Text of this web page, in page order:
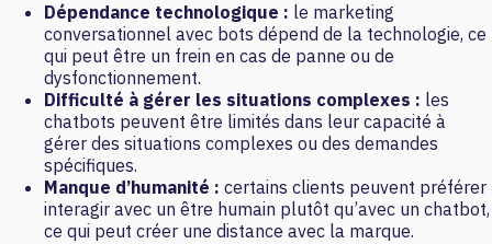
Dépendance technologique : le marketing
conversationnel avec bots dépend de la technologie, ce
qui peut être un frein en cas de panne ou de
dysfonctionnement.
Difficulté à gérer les situations complexes : les
chatbots peuvent être limités dans leur capacité à
gérer des situations complexes ou des demandes
spécifiques.
Manque d’humanité : certains clients peuvent préférer
interagir avec un être humain plutôt qu’avec un chatbot,
ce qui peut créer une distance avec la marque.